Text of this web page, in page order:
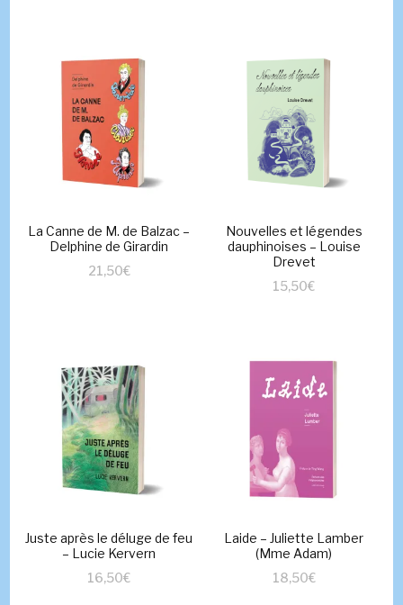
La Canne de M. de Balzac –
Delphine de Girardin
21,50€
Nouvelles et légendes
dauphinoises – Louise
Drevet
15,50€
Juste après le déluge de feu
– Lucie Kervern
16,50€
Laide – Juliette Lamber
(Mme Adam)
18,50€